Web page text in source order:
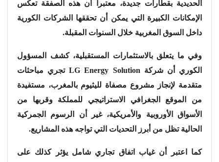
الحديدية بقطارات جديدة، معتبراً أن هذه الصفقة تعكس
الإمكانات الكبيرة التي يمكن أن تحققها الشركات الكورية
داخل السوق المغربية خلال السنوات المقبلة.
وفي ما يتعلق بالاستثمارات المستقبلية، كشف المسؤول
الكوري أن شركة LG Energy Solutionتجري مباحثات
متقدمة لإنجاز مشروع مصفاة لليثيوم بالمغرب، مستفيدة
من الموقع الجغرافي الاستراتيجي للمملكة وقربها من
الأسواق الأوروبية والأمريكية، غير أن الرسوم الجمركية
الحالية تظل من أبرز التحديات التي تواجه هذه المشاريع.
كما اعتبر أن غياب اتفاق تجاري شامل يؤثر كذلك على